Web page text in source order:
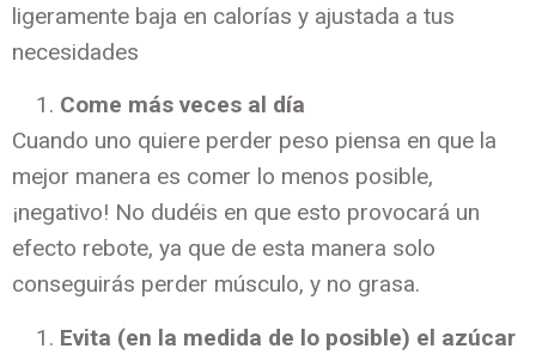
ligeramente baja en calorías y ajustada a tus
necesidades
Come más veces al día
Cuando uno quiere perder peso piensa en que la
mejor manera es comer lo menos posible,
¡negativo! No dudéis en que esto provocará un
efecto rebote, ya que de esta manera solo
conseguirás perder músculo, y no grasa.
Evita (en la medida de lo posible) el azúcar